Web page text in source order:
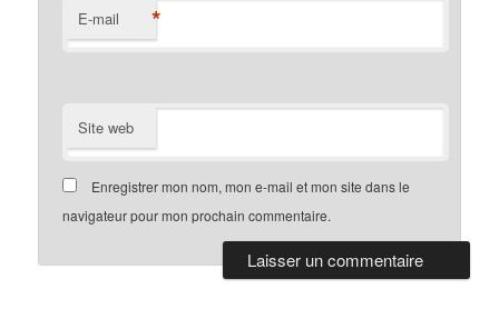
E-mail *
Site web
Enregistrer mon nom, mon e-mail et mon site dans le
navigateur pour mon prochain commentaire.